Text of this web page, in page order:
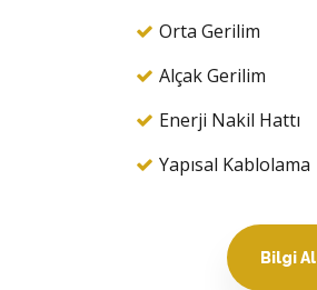
Orta Gerilim
Alçak Gerilim
Enerji Nakil Hattı
Yapısal Kablolama
Bilgi Al